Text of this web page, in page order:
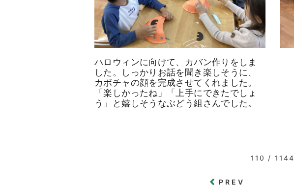
ハロウィンに向けて、カバン作りをしま
した。しっかりお話を聞き楽しそうに、
カボチャの顔を完成させてくれました。
「楽しかったね」「上手にできたでしょ
う」と嬉しそうなぶどう組さんでした。
110 / 1144
PREV